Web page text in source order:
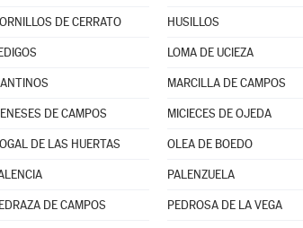
DE CERRATO HUSILLOS
LOMA DE UCIEZA
MARCILLA DE CAMPOS
DE CAMPOS MICIECES DE OJEDA
DE LAS HUERTAS OLEA DE BOEDO
PALENZUELA
DE CAMPOS PEDROSA DE LA VEGA